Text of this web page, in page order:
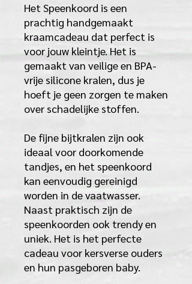
Het Speenkoord is een
prachtig handgemaakt
kraamcadeau dat perfect is
voor jouw kleintje. Het is
gemaakt van veilige en BPA-
vrije silicone kralen, dus je
hoeft je geen zorgen te maken
over schadelijke stoffen.
De fijne bijtkralen zijn ook
ideaal voor doorkomende
tandjes, en het speenkoord
kan eenvoudig gereinigd
worden in de vaatwasser.
Naast praktisch zijn de
speenkoorden ook trendy en
uniek. Het is het perfecte
cadeau voor kersverse ouders
en hun pasgeboren baby.